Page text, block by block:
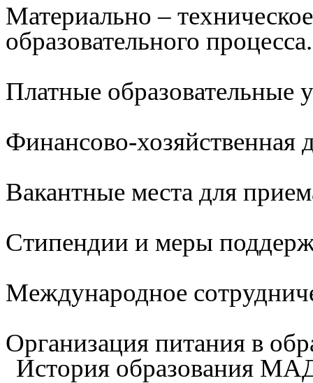
Материально –
образовательного
Платные образовательные
Финансово-хозяйственная
Вакантные места для
Стипендии и меры
Международное
Организация питания в
История образования